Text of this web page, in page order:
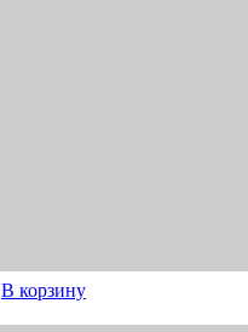
В корзину